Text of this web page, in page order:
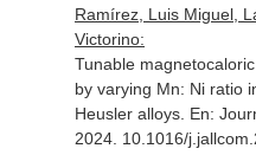
Ramírez, Luis Miguel,
Victorino:
Tunable
by varying Mn: Ni ratio
Heusler alloys. En:
2024. 10.1016/